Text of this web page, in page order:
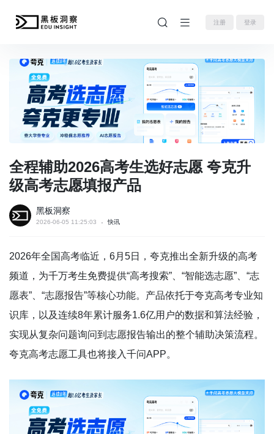
注册 登录
全程辅助2026高考生选好志愿 夸克升
级高考志愿填报产品
黑板洞察
2026-06-05 11:25:03 快讯
2026年全国高考临近，6月5日，夸克推出全新升级的高考
频道，为千万考生免费提供“高考搜索”、“智能选志愿”、“志
愿表”、“志愿报告”等核心功能。产品依托于夸克高考专业知
识库，以及连续8年累计服务1.6亿用户的数据和算法经验，
实现从复杂问题询问到志愿报告输出的整个辅助决策流程。
夸克高考志愿工具也将接入千问APP。